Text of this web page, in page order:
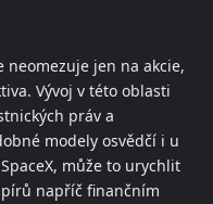
neomezuje jen na akcie,
Vývoj v této oblasti
práv a
modely osvědčí i u
může to urychlit
napříč finančním